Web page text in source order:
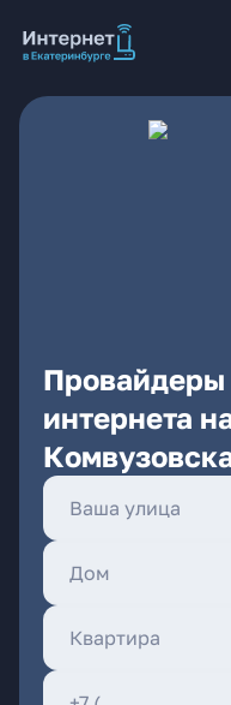
интернета